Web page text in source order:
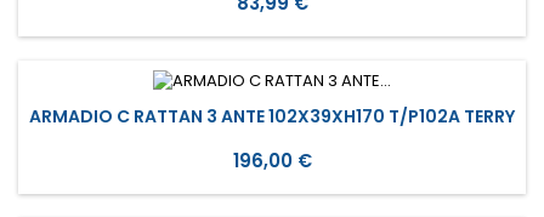
ARMADIO C RATTAN 3 ANTE 102X39XH170 T/P102A TERRY
Prezzo
196,00 €